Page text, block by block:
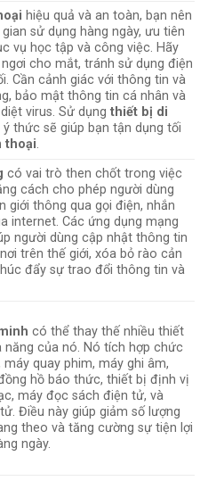
hiệu quả và an toàn, bạn nên
sử dụng hàng ngày, ưu tiên
vụ học tập và công việc. Hãy
cho mắt, tránh sử dụng điện
Cần cảnh giác với thông tin và
bảo mật thông tin cá nhân và
virus. Sử dụngthiết bị di
thức sẽ giúp bạn tận dụng tối
thoại.
có vai trò then chốt trong việc
cách cho phép người dùng
giới thông qua gọi điện, nhắn
internet. Các ứng dụng mạng
người dùng cập nhật thông tin
trên thế giới, xóa bỏ rào cản
đẩy sự trao đổi thông tin và
có thể thay thế nhiều thiết
năng của nó. Nó tích hợp chức
quay phim, máy ghi âm,
hồ báo thức, thiết bị định vị
máy đọc sách điện tử, và
Điều này giúp giảm số lượng
theo và tăng cường sự tiện lợi
ngày.